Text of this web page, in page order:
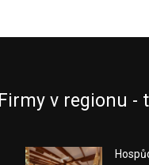
Firmy v regionu -